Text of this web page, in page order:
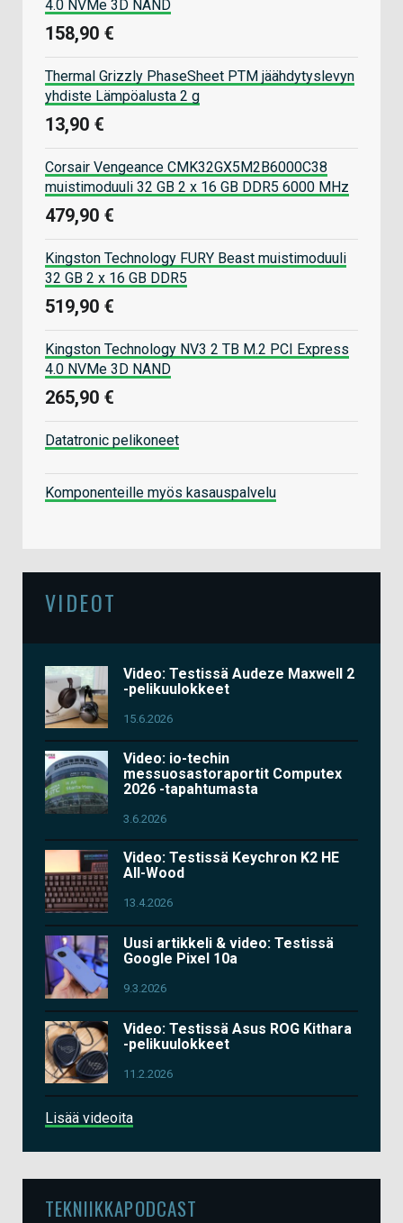
4.0 NVMe 3D NAND
158,90 €
Thermal Grizzly PhaseSheet PTM jäähdytyslevyn
yhdiste Lämpöalusta 2 g
13,90 €
Corsair Vengeance CMK32GX5M2B6000C38
muistimoduuli 32 GB 2 x 16 GB DDR5 6000 MHz
479,90 €
Kingston Technology FURY Beast muistimoduuli
32 GB 2 x 16 GB DDR5
519,90 €
Kingston Technology NV3 2 TB M.2 PCI Express
4.0 NVMe 3D NAND
265,90 €
Datatronic pelikoneet
Komponenteille myös kasauspalvelu
VIDEOT
Video: Testissä Audeze Maxwell 2
-pelikuulokkeet
15.6.2026
Video: io-techin
messuosastoraportit Computex
2026 -tapahtumasta
3.6.2026
Video: Testissä Keychron K2 HE
All-Wood
13.4.2026
Uusi artikkeli & video: Testissä
Google Pixel 10a
9.3.2026
Video: Testissä Asus ROG Kithara
-pelikuulokkeet
11.2.2026
Lisää videoita
TEKNIIKKAPODCAST